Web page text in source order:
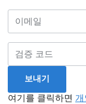
여기를 클릭하면